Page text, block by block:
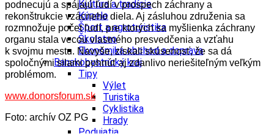
Kultúra a tradície
Kúpele
Šport a agroturistika
Školstvo
Ekonomika obchod a doprava
Banskobystrický kraj
Tipy
Výlet
Turistika
Cyklistika
Hrady
Podujatia
podnecujú a spájajú ľudí v prospech záchrany a
rekonštrukcie vzácneho diela. Aj zásluhou združenia sa
rozmnožuje počet ľudí, pre ktorých sa myšlienka záchrany
organu stala vecou vlastného presvedčenia a vzťahu
k svojmu mestu. Navyše, získali skúsenosť, že sa dá
spoločnými silami pohnúť aj zdanlivo neriešiteľným veľkým
problémom.
www.donorsforum.sk
Foto: archív OZ PG